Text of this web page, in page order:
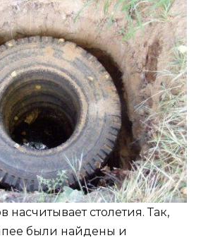
насчитывает столетия. Так,
были найдены и